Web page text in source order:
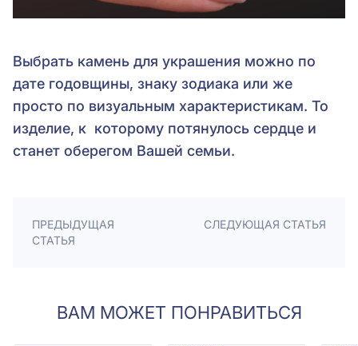
Выбрать камень для украшения можно по
дате годовщины, знаку зодиака или же
просто по визуальным характеристикам. То
изделие, к которому потянулось сердце и
станет оберегом Вашей семьи.
ПРЕДЫДУЩАЯ
СТАТЬЯ
СЛЕДУЮЩАЯ СТАТЬЯ
ВАМ МОЖЕТ ПОНРАВИТЬСЯ